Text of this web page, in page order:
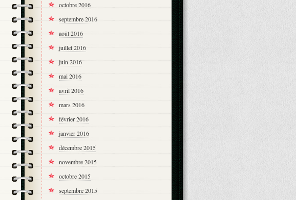
octobre 2016
septembre 2016
août 2016
juillet 2016
juin 2016
mai 2016
avril 2016
mars 2016
février 2016
janvier 2016
décembre 2015
novembre 2015
octobre 2015
septembre 2015